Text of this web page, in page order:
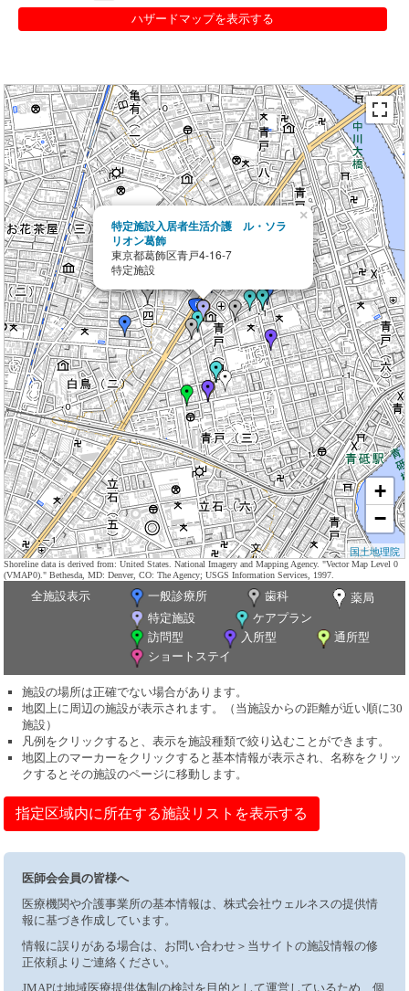
ハザードマップを表示する
特定施設入居者生活介護 ル・ソラ
リオン葛飾
東京都葛飾区青戸4-16-7
特定施設
×
+
−
国土地理院
Shoreline data is derived from: United States. National Imagery and Mapping Agency. "Vector Map Level 0
(VMAP0)." Bethesda, MD: Denver, CO: The Agency; USGS Information Services, 1997.
全施設表示 一般診療所 歯科
薬局
特定施設
ケアプラン
訪問型
入所型
通所型
ショートステイ
施設の場所は正確でない場合があります。
地図上に周辺の施設が表示されます。（当施設からの距離が近い順に30
施設）
凡例をクリックすると、表示を施設種類で絞り込むことができます。
地図上のマーカーをクリックすると基本情報が表示され、名称をクリッ
クするとその施設のページに移動します。
指定区域内に所在する施設リストを表示する
医師会会員の皆様へ
医療機関や介護事業所の基本情報は、株式会社ウェルネスの提供情
報に基づき作成しています。
情報に誤りがある場合は、お問い合わせ＞当サイトの施設情報の修
正依頼よりご連絡ください。
JMAPは地域医療提供体制の検討を目的として運営しているため、個